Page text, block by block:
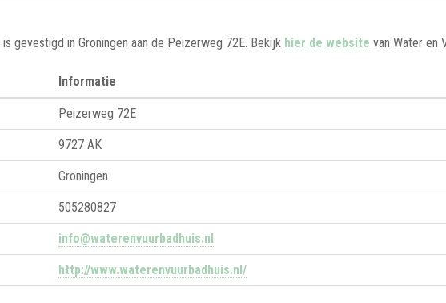
is gevestigd in Groningen aan de Peizerweg 72E. Bekijk hier de website van Water en
Informatie
Peizerweg 72E
9727 AK
Groningen
505280827
info@waterenvuurbadhuis.nl
http://www.waterenvuurbadhuis.nl/